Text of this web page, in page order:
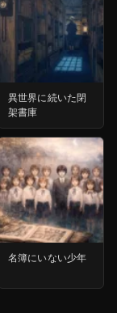
異世界に続いた閉
架書庫
名簿にいない少年